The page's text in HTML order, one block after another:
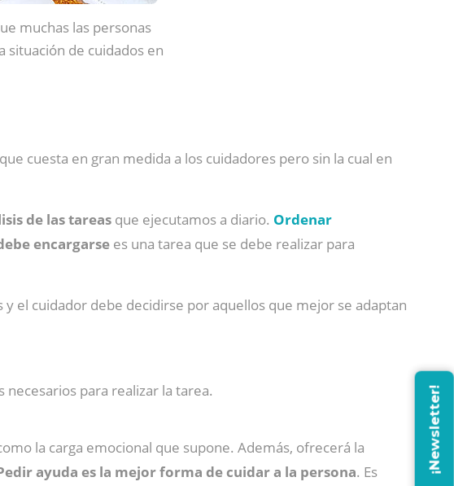
muchas las personas
situación de cuidados en
cuesta en gran medida a los cuidadores pero sin la cual en
de las tareas que ejecutamos a diario. Ordenar
encargarse es una tarea que se debe realizar para
el cuidador debe decidirse por aquellos que mejor se adaptan
para realizar la tarea.
la carga emocional que supone. Además, ofrecerá la
ayuda es la mejor forma de cuidar a la persona. Es
¡Newsletter!